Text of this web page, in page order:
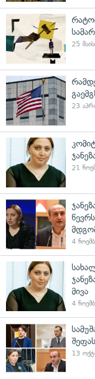
25
23
21
4
მივა
4
13